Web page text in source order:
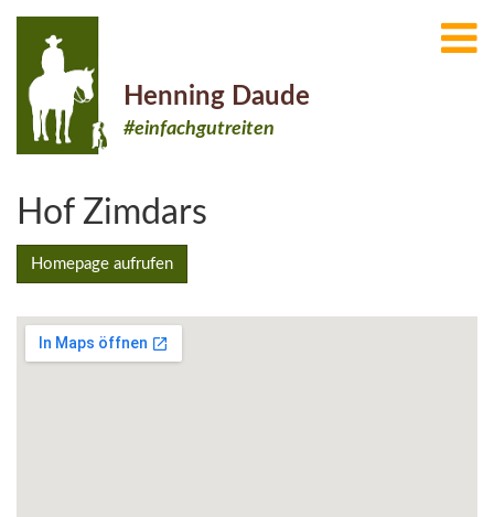
Henning Daude
#einfachgutreiten
Hof Zimdars
Homepage aufrufen